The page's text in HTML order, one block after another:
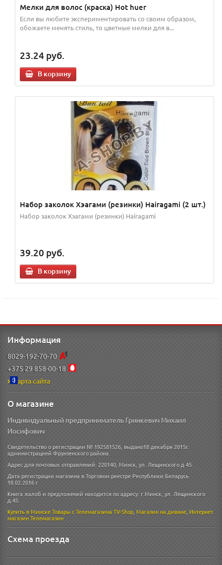
Мелки для волос (краска) Hot huer
Если вы любите экспериментировать со своим образом,
обожаете менять стиль, то цветные мелки для в...
23.24 руб.
В корзину
Набор заколок Хэагами (резинки) Hairagami (2 шт.)
Набор заколок Хэагами (резинки) Hairagami
39.20 руб.
В корзину
Информация
8029-192-70-70
+375 29 858-00-18
Карта сайта
О магазине
Индивидуальный предприниматель Гринкевич Михаил
Иосифович
Свидетельство о регистрации № 192581526, выдано18 декабря 2015г.
администрацией Фрунзенского района.
Адрес для почтовых отправлений: 220140, Минск, ул. Лещинского д 45.
Дата регистрации магазина в Торговом реестре Республики Беларусь
18.02.2016 г
Книга жалоб и предложений находится по адресу: г.Минск, ул. Лещинского
д.45.
Купить в МинскеТовары с Телемагазина TV-Shop,Магазин на диване,Интернет
магазинТелемагазин
Схема проезда